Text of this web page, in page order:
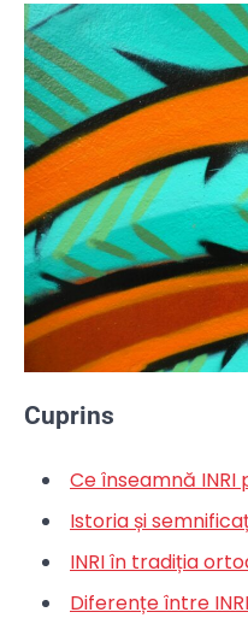
Cuprins
Ce înseamnă
Istoria și
INRI în tradiția
Diferențe între